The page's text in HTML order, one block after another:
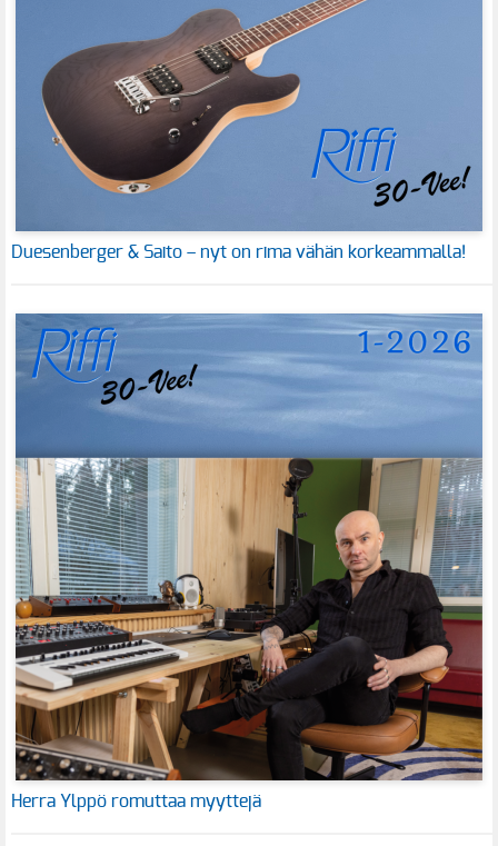
Duesenberger & Saito – nyt on rima vähän korkeammalla!
Herra Ylppö romuttaa myyttejä